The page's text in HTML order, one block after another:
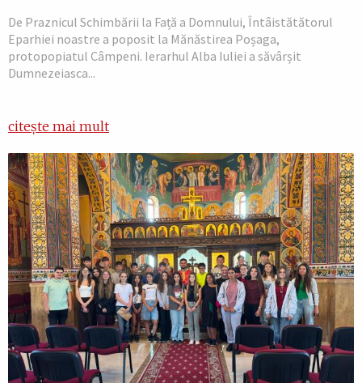
De Praznicul Schimbării la Față a Domnului, Întâistătătorul
Eparhiei noastre a poposit la Mănăstirea Poșaga,
protopopiatul Câmpeni. Ierarhul Alba Iuliei a săvârșit
Dumnezeiasca...
citește mai mult